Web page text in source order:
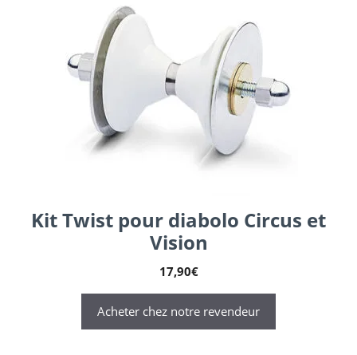
Kit Twist pour diabolo Circus et
Vision
17,90€
Acheter chez notre revendeur